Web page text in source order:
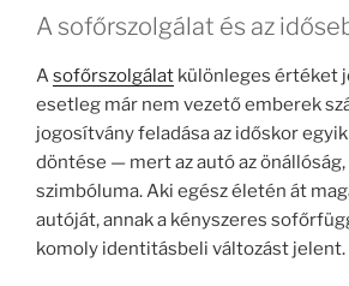
A sofőrszolgálat és az
Asofőrszolgálat különleges értéket
esetleg már nem vezető emberek
jogosítvány feladása az időskor
döntése — mert az autó az önállóság,
szimbóluma. Aki egész életén át
autóját, annak a kényszeres
komoly identitásbeli változást jelent.